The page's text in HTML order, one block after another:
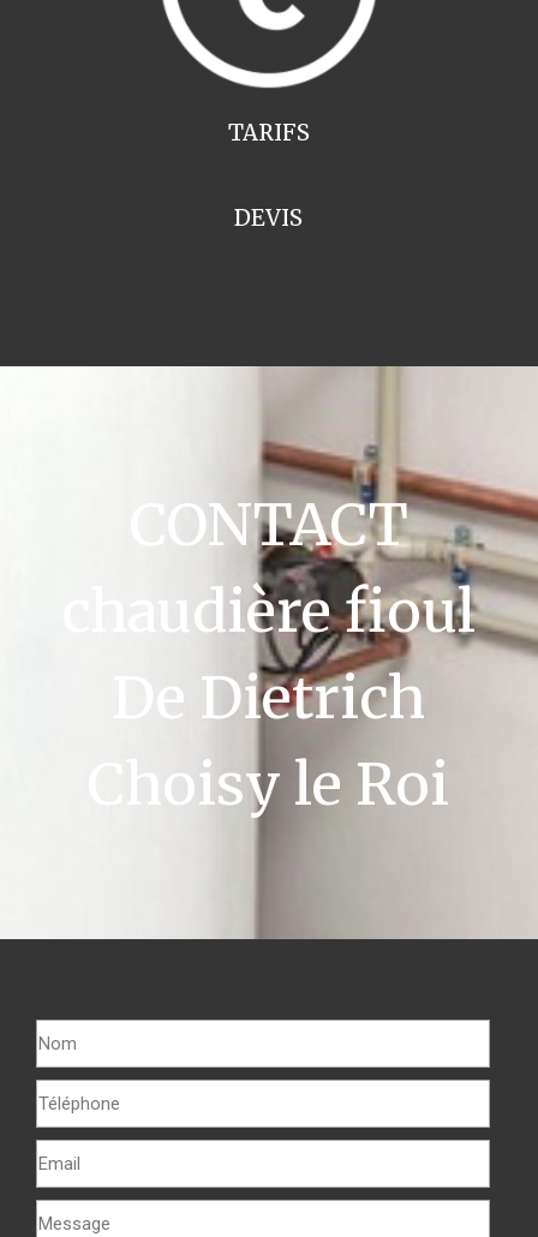
TARIFS
DEVIS
CONTACT
chaudière fioul
De Dietrich
Choisy le Roi